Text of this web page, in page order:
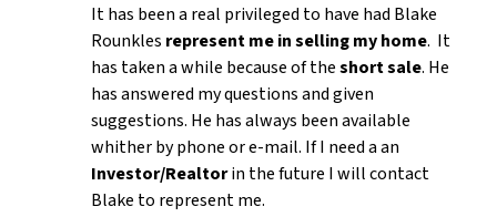
It has been a real privileged to have had Blake
Rounkles represent me in selling my home. It
has taken a while because of theshort sale. He
has answered my questions and given
suggestions. He has always been available
whither by phone or e-mail. If I need a an
Investor/Realtorin the future I will contact
Blake to represent me.